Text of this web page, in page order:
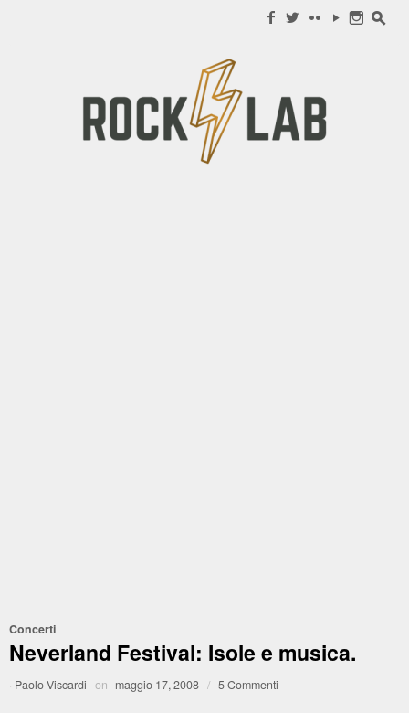
f w c y n s
Concerti
Neverland Festival: Isole e musica.
· Paolo Viscardi on maggio 17, 2008 / 5 Commenti